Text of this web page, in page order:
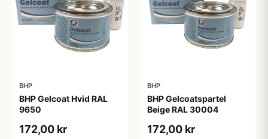
BHP
BHP Gelcoat Hvid RAL
9650
172,00 kr
BHP
BHP Gelcoatspartel
Beige RAL 30004
172,00 kr